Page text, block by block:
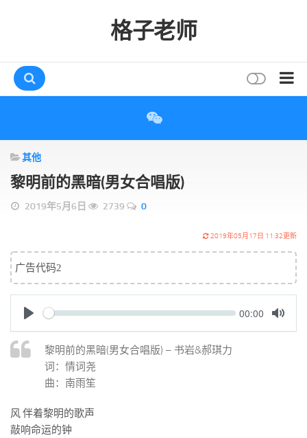
格子老师
互动
评论
打赏
读者
存档
标签
论坛搜索
关于
博客树
其他
黎明前的黑暗(男女合唱版)
2019年5月6日 2739 0
2019年05月17日 11:32更新
广告代码2
Seek Current
time
00:00
黎明前的黑暗(男女合唱版) – 书岩&郝琪力
词：情词尧
曲：南雨笙
风 伴着黎明的歌声
敲响命运的钟